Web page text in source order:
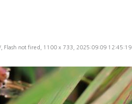
Flash not fired, 1100 x 733, 2025:09:09 12:45:19